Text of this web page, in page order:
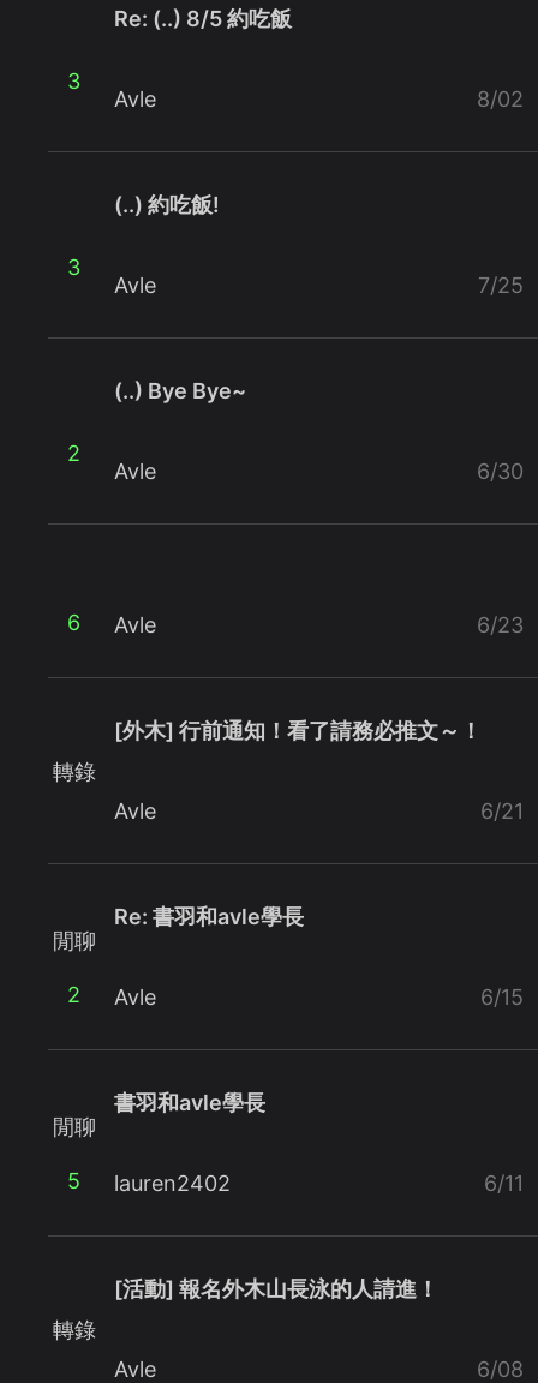
3
Re: (..) 8/5 約吃飯
Avle 8/02
3
(..) 約吃飯!
Avle 7/25
2
(..) Bye Bye~
Avle 6/30
6 Avle 6/23
轉錄
[外木] 行前通知！看了請務必推文～！
Avle 6/21
閒聊
2
Re: 書羽和avle學長
Avle 6/15
閒聊
5
書羽和avle學長
lauren2402 6/11
轉錄
[活動] 報名外木山長泳的人請進！
Avle 6/08